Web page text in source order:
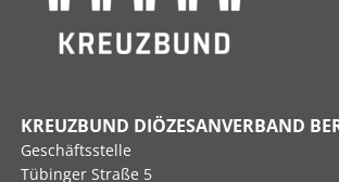
KREUZBUND DIÖZESANVERBAND
Geschäftsstelle
Tübinger Straße 5